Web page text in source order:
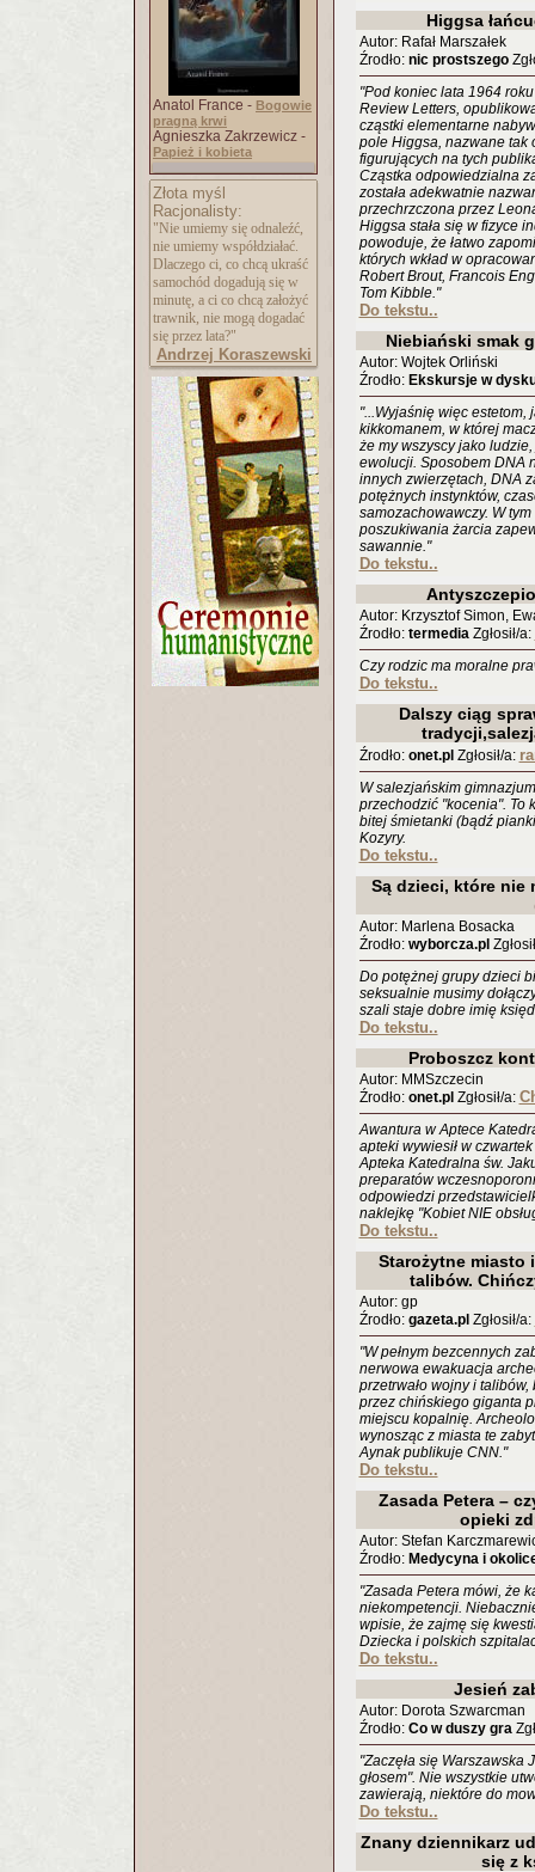
Anatol France - Bogowie
pragną krwi
Agnieszka Zakrzewicz -
Papież i kobieta
Złota myśl
Racjonalisty:
"Nie umiemy się odnaleźć,
nie umiemy współdziałać.
Dlaczego ci, co chcą ukraść
samochód dogadują się w
minutę, a ci co chcą założyć
trawnik, nie mogą dogadać
się przez lata?"
Andrzej Koraszewski
Higgsa
Autor: Rafał Marszałek
Źrodło: nic prostszego
"Pod koniec lata 1964
Review Letters,
cząstki elementarne
pole Higgsa, nazwane tak
figurujących na tych
Cząstka odpowiedzialna
została adekwatnie
przechrzczona przez
Higgsa stała się w fizyce
powoduje, że łatwo
których wkład w
Robert Brout, Francois
Tom Kibble."
Do tekstu..
Niebiański smak
Autor: Wojtek Orliński
Źrodło: Ekskursje w
"...Wyjaśnię więc
kikkomanem, w której
że my wszyscy jako
ewolucji. Sposobem DNA
innych zwierzętach, DNA
potężnych instynktów,
samozachowawczy. W
poszukiwania żarcia
sawannie."
Do tekstu..
Autor: Krzysztof Simon,
Źrodło: termediaZgłosił/a:
Czy rodzic ma moralne
Do tekstu..
Dalszy ciąg
Źrodło: onet.pl Zgłosił/a:
W salezjańskim
przechodzić "kocenia". To
bitej śmietanki (bądź
Kozyry.
Do tekstu..
Są dzieci, które nie
Autor: Marlena Bosacka
Źrodło: wyborcza.pl
Do potężnej grupy dzieci
seksualnie musimy
szali staje dobre imię
Do tekstu..
Proboszcz
Autor: MMSzczecin
Źrodło: onet.pl Zgłosił/a:
Awantura w Aptece
apteki wywiesił w
Apteka Katedralna św.
preparatów
odpowiedzi
naklejkę "Kobiet NIE
Do tekstu..
Starożytne miasto
talibów.
Autor: gp
Źrodło: gazeta.pl Zgłosił/a:
"W pełnym bezcennych
nerwowa ewakuacja
przetrwało wojny i
przez chińskiego giganta
miejscu kopalnię.
wynosząc z miasta te
Aynak publikuje CNN."
Do tekstu..
Zasada Petera –
opieki
Autor: Stefan
Źrodło: Medycyna i
"Zasada Petera mówi, że
niekompetencji.
wpisie, że zajmę się
Dziecka i polskich
Do tekstu..
Jesień
Autor: Dorota Szwarcman
Źrodło: Co w duszy gra
"Zaczęła się Warszawska
głosem". Nie wszystkie
zawierają, niektóre do
Do tekstu..
Znany dziennikarz
się z